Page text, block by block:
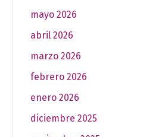
mayo 2026
abril 2026
marzo 2026
febrero 2026
enero 2026
diciembre 2025